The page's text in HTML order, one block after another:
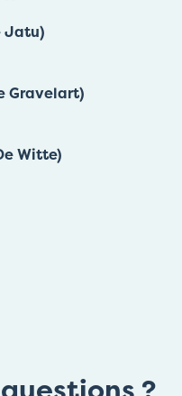
Jatu)
Gravelart)
Witte)